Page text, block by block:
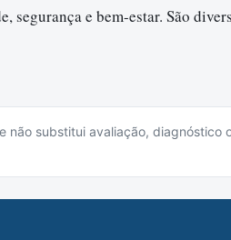
segurança e bem-estar. São
não substitui avaliação, diagnóstico